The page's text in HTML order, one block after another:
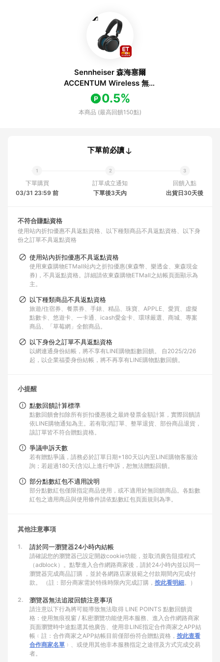
Sennheiser 森海塞爾
ACCENTUM Wireless 無線
藍牙降噪耳罩式耳機 藍色
0.5%
本商品 (最高回饋150點)
下單前必讀
下單購買
03/31 23:59 前
訂單成立通知
下單後3天內
回饋入點
出貨日30天後
不符合賺點資格
使用站內折扣優惠不具返點資格 以下種類商品不具返點資格
以下身
份之訂單不具返點資格
使用站內折扣優惠不具返點資格
使用東森購物ETMall站內之折扣優惠(東森幣、樂透金、東森現金
券)，不具返點資格。詳細請依東森購物ETMall之結帳頁面顯示為
主。
以下種類商品不具返點資格
旅遊/住宿券、餐票券、手錶、精品、珠寶、APPLE、愛買、虛擬
點數卡、悠遊卡、一卡通、icash愛金卡、環球嚴選、商城、專案
商品、「草莓網」全館商品。
以下身份之訂單不具返點資格
以網連通身份結帳，將不享有LINE購物點數回饋。 自2025/2/26
起，以企業福委身份結帳，將不再享有LINE購物點數回饋。
小提醒
點數回饋計算標準
點數回饋會扣除所有折扣優惠後之最終發票金額計算，實際回饋請
依LINE購物通知為主。若有取消訂單、整單退貨、部份商品退貨，
該訂單皆不符合贈點資格。
爭議申訴天數
若有贈點爭議，請務必於訂單日期+180天以內至LINE購物客服洽
詢；若超過180天(含)以上進行申訴，恕無法贈點回饋。
部分點數紅包不適用說明
部分點數紅包僅限指定商品使用，或不適用於無回饋商品。各點數
紅包之適用商品與使用條件請依點數紅包頁面規則為準。
其他注意事項
1. 請於同一瀏覽器24小時內結帳
請確認您的瀏覽器已設定開啟cookie功能，並取消廣告阻擋程式
（adblock）。點擊進入合作網路商家後，請於24小時內並以同一
瀏覽器完成商品訂購 ，並於各網路店家規範之付款期間內完成付
款。 （註：部分商家需於特殊時限內完成訂購， 按此看明細。）
2. 瀏覽器無法追蹤回饋注意事項
請注意以下行為將可能導致無法取得 LINE POINTS 點數回饋資
格：使用無痕視窗 / 私密瀏覽功能使用本服務、進入合作網路商家
頁面瀏覽時中途點選其他廣告、使用非LINE指定合作商家之APP結
帳﹙註：合作商家之APP結帳目前僅部份符合贈點資格， 按此查看
合作商家名單 ﹚、或使用其他非本服務指定之途徑及方式完成交易
者。